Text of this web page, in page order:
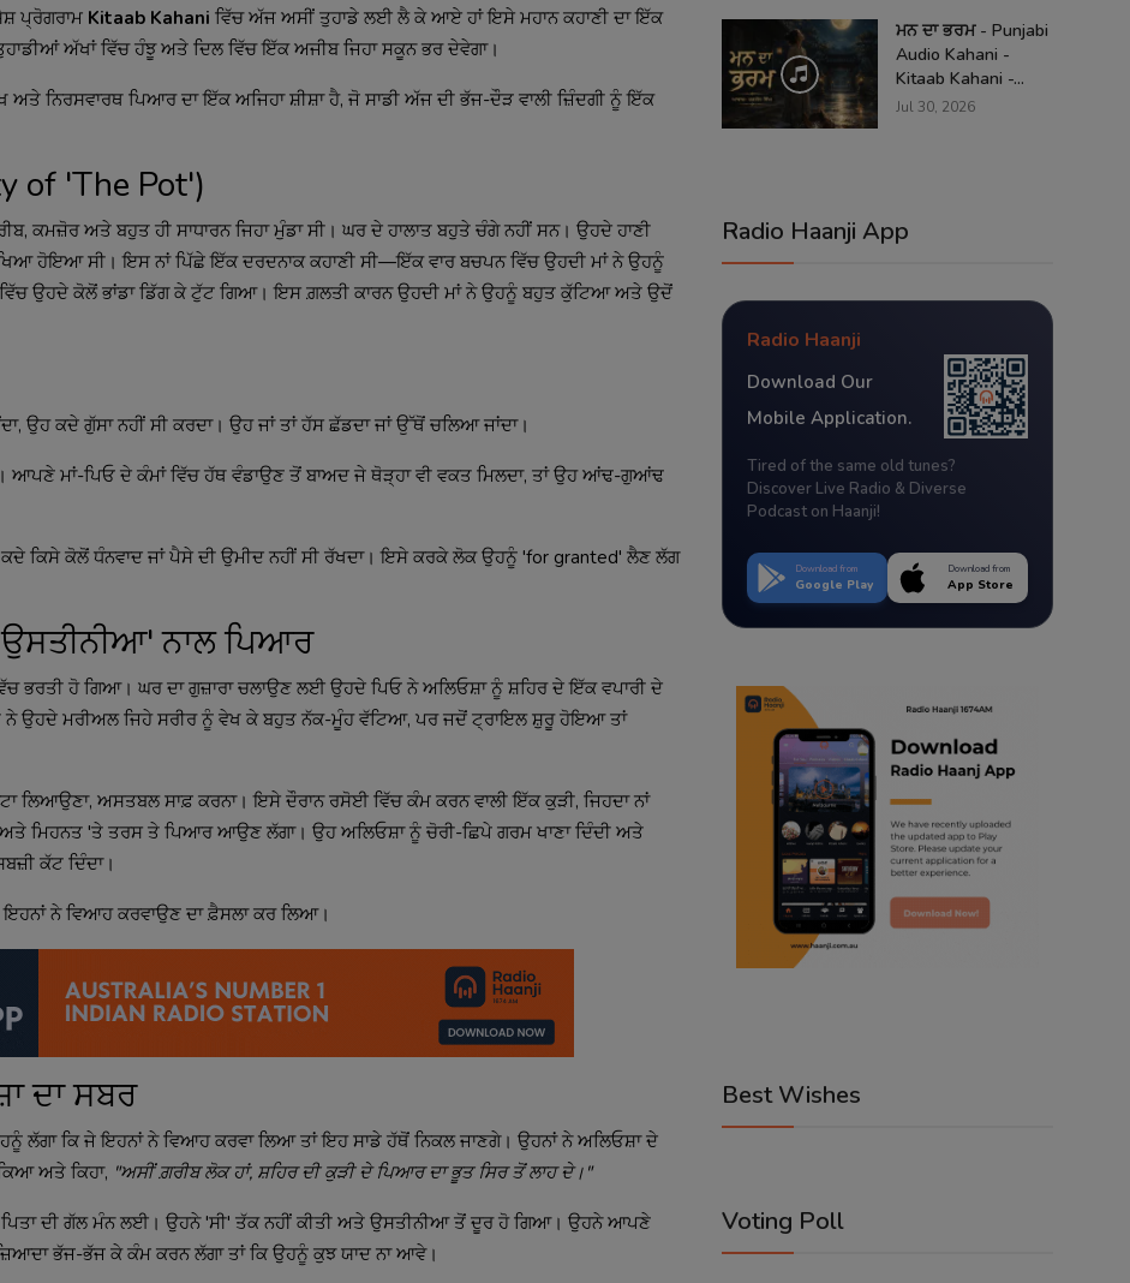
ਪ੍ਰੋਗਰਾਮ Kitaab Kahani ਵਿੱਚ ਅੱਜ ਅਸੀਂ ਤੁਹਾਡੇ ਲਈ ਲੈ ਕੇ ਆਏ ਹਾਂ ਇਸੇ ਮਹਾਨ ਕਹਾਣੀ ਦਾ ਇੱਕ
ਅੱਖਾਂ ਵਿੱਚ ਹੰਝੂ ਅਤੇ ਦਿਲ ਵਿੱਚ ਇੱਕ ਅਜੀਬ ਜਿਹਾ ਸਕੂਨ ਭਰ ਦੇਵੇਗਾ।
ਨਿਰਸਵਾਰਥ ਪਿਆਰ ਦਾ ਇੱਕ ਅਜਿਹਾ ਸ਼ੀਸ਼ਾ ਹੈ, ਜੋ ਸਾਡੀ ਅੱਜ ਦੀ ਭੱਜ-ਦੌੜ ਵਾਲੀ ਜ਼ਿੰਦਗੀ ਨੂੰ ਇੱਕ
of 'The Pot')
ਕਮਜ਼ੋਰ ਅਤੇ ਬਹੁਤ ਹੀ ਸਾਧਾਰਨ ਜਿਹਾ ਮੁੰਡਾ ਸੀ। ਘਰ ਦੇ ਹਾਲਾਤ ਬਹੁਤੇ ਚੰਗੇ ਨਹੀਂ ਸਨ। ਉਹਦੇ ਹਾਣੀ
ਹੋਇਆ ਸੀ। ਇਸ ਨਾਂ ਪਿੱਛੇ ਇੱਕ ਦਰਦਨਾਕ ਕਹਾਣੀ ਸੀ—ਇੱਕ ਵਾਰ ਬਚਪਨ ਵਿੱਚ ਉਹਦੀ ਮਾਂ ਨੇ ਉਹਨੂੰ
ਉਹਦੇ ਕੋਲੋਂ ਭਾਂਡਾ ਡਿੱਗ ਕੇ ਟੁੱਟ ਗਿਆ। ਇਸ ਗ਼ਲਤੀ ਕਾਰਨ ਉਹਦੀ ਮਾਂ ਨੇ ਉਹਨੂੰ ਬਹੁਤ ਕੁੱਟਿਆ ਅਤੇ ਉਦੋਂ
ਉਹ ਕਦੇ ਗੁੱਸਾ ਨਹੀਂ ਸੀ ਕਰਦਾ। ਉਹ ਜਾਂ ਤਾਂ ਹੱਸ ਛੱਡਦਾ ਜਾਂ ਉੱਥੋਂ ਚਲਿਆ ਜਾਂਦਾ।
ਆਪਣੇ ਮਾਂ-ਪਿਓ ਦੇ ਕੰਮਾਂ ਵਿੱਚ ਹੱਥ ਵੰਡਾਉਣ ਤੋਂ ਬਾਅਦ ਜੇ ਥੋੜ੍ਹਾ ਵੀ ਵਕਤ ਮਿਲਦਾ, ਤਾਂ ਉਹ ਆਂਢ-ਗੁਆਂਢ
ਕਿਸੇ ਕੋਲੋਂ ਧੰਨਵਾਦ ਜਾਂ ਪੈਸੇ ਦੀ ਉਮੀਦ ਨਹੀਂ ਸੀ ਰੱਖਦਾ। ਇਸੇ ਕਰਕੇ ਲੋਕ ਉਹਨੂੰ 'for granted' ਲੈਣ ਲੱਗ
ਨਾਲ ਪਿਆਰ
ਭਰਤੀ ਹੋ ਗਿਆ। ਘਰ ਦਾ ਗੁਜ਼ਾਰਾ ਚਲਾਉਣ ਲਈ ਉਹਦੇ ਪਿਓ ਨੇ ਅਲਿਓਸ਼ਾ ਨੂੰ ਸ਼ਹਿਰ ਦੇ ਇੱਕ ਵਪਾਰੀ ਦੇ
ਨੇ ਉਹਦੇ ਮਰੀਅਲ ਜਿਹੇ ਸਰੀਰ ਨੂੰ ਵੇਖ ਕੇ ਬਹੁਤ ਨੱਕ-ਮੂੰਹ ਵੱਟਿਆ, ਪਰ ਜਦੋਂ ਟ੍ਰਾਇਲ ਸ਼ੁਰੂ ਹੋਇਆ ਤਾਂ
ਅਸਤਬਲ ਸਾਫ਼ ਕਰਨਾ। ਇਸੇ ਦੌਰਾਨ ਰਸੋਈ ਵਿੱਚ ਕੰਮ ਕਰਨ ਵਾਲੀ ਇੱਕ ਕੁੜੀ, ਜਿਹਦਾ ਨਾਂ
ਮਿਹਨਤ 'ਤੇ ਤਰਸ ਤੇ ਪਿਆਰ ਆਉਣ ਲੱਗਾ। ਉਹ ਅਲਿਓਸ਼ਾ ਨੂੰ ਚੋਰੀ-ਛਿਪੇ ਗਰਮ ਖਾਣਾ ਦਿੰਦੀ ਅਤੇ
ਕੱਟ ਦਿੰਦਾ।
ਨੇ ਵਿਆਹ ਕਰਵਾਉਣ ਦਾ ਫ਼ੈਸਲਾ ਕਰ ਲਿਆ।
ਦਾ ਸਬਰ
ਲੱਗਾ ਕਿ ਜੇ ਇਹਨਾਂ ਨੇ ਵਿਆਹ ਕਰਵਾ ਲਿਆ ਤਾਂ ਇਹ ਸਾਡੇ ਹੱਥੋਂ ਨਿਕਲ ਜਾਣਗੇ। ਉਹਨਾਂ ਨੇ ਅਲਿਓਸ਼ਾ ਦੇ
ਅਤੇ ਕਿਹਾ, "ਅਸੀਂ ਗ਼ਰੀਬ ਲੋਕ ਹਾਂ, ਸ਼ਹਿਰ ਦੀ ਕੁੜੀ ਦੇ ਪਿਆਰ ਦਾ ਭੂਤ ਸਿਰ ਤੋਂ ਲਾਹ ਦੇ।"
ਪਿਤਾ ਦੀ ਗੱਲ ਮੰਨ ਲਈ। ਉਹਨੇ 'ਸੀ' ਤੱਕ ਨਹੀਂ ਕੀਤੀ ਅਤੇ ਉਸਤੀਨੀਆ ਤੋਂ ਦੂਰ ਹੋ ਗਿਆ। ਉਹਨੇ ਆਪਣੇ
ਭੱਜ-ਭੱਜ ਕੇ ਕੰਮ ਕਰਨ ਲੱਗਾ ਤਾਂ ਕਿ ਉਹਨੂੰ ਕੁਝ ਯਾਦ ਨਾ ਆਵੇ।
ਮਨ ਦਾ ਭਰਮ - Punjabi
Audio Kahani -
Kitaab Kahani -...
Jul 30, 2026
Radio Haanji App
Radio Haanji
Download Our
Mobile Application.
Tired of the same old tunes?
Discover Live Radio & Diverse
Podcast on Haanji!
Download from
Google Play
Download from
App Store
Best Wishes
Voting Poll